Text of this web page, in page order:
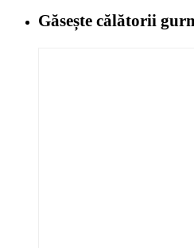
Găsește călătorii